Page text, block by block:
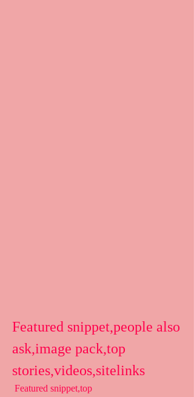
Featured snippet,people also
ask,image pack,top
stories,videos,sitelinks